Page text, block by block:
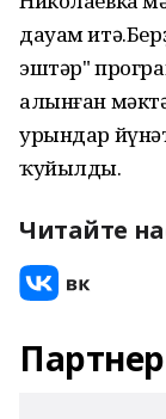
дауам
эштәр"
алынған
урындар
ҡуйылды.
Читайте